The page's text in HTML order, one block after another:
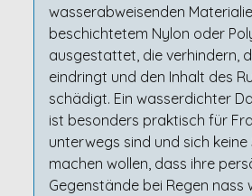
wasserabweisenden
beschichtetem Nylon oder
ausgestattet, die verhindern,
eindringt und den Inhalt des
schädigt. Ein wasserdichter
ist besonders praktisch für
unterwegs sind und sich keine
machen wollen, dass ihre
Gegenstände bei Regen nass